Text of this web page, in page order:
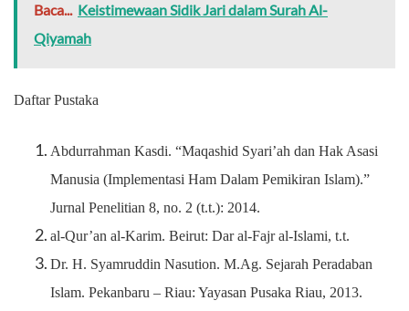
Baca... Keistimewaan Sidik Jari dalam Surah Al-
Qiyamah
Daftar Pustaka
Abdurrahman Kasdi. “Maqashid Syari’ah dan Hak Asasi
Manusia (Implementasi Ham Dalam Pemikiran Islam).”
Jurnal Penelitian 8, no. 2 (t.t.): 2014.
al-Qur’an al-Karim. Beirut: Dar al-Fajr al-Islami, t.t.
Dr. H. Syamruddin Nasution. M.Ag. Sejarah Peradaban
Islam. Pekanbaru – Riau: Yayasan Pusaka Riau, 2013.